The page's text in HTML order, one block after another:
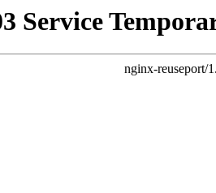
Service
nginx-reuseport/